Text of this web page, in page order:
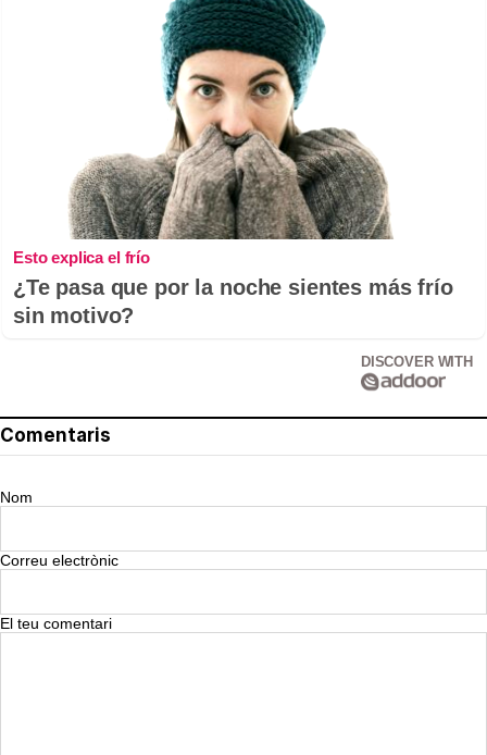
Esto explica el frío
¿Te pasa que por la noche sientes más frío
sin motivo?
DISCOVER WITH
Comentaris
Nom
Correu electrònic
El teu comentari